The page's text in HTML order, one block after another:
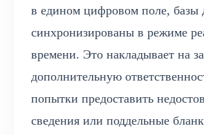
в едином цифровом поле, базы
синхронизированы в режиме
времени. Это накладывает на
дополнительную
попытки предоставить
сведения или поддельные